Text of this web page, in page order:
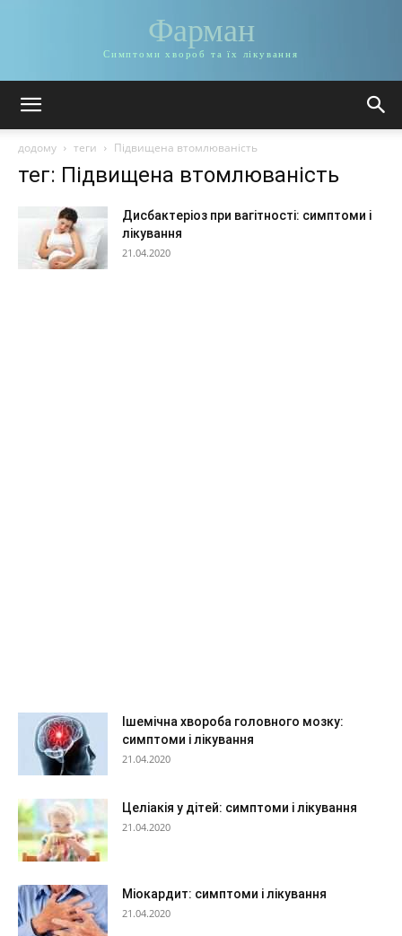
Фарман
Симптоми хвороб та їх лікування
додому теги Підвищена втомлюваність
тег: Підвищена втомлюваність
Дисбактеріоз при вагітності: симптоми і
лікування
21.04.2020
Ішемічна хвороба головного мозку:
симптоми і лікування
21.04.2020
Целіакія у дітей: симптоми і лікування
21.04.2020
Міокардит: симптоми і лікування
21.04.2020